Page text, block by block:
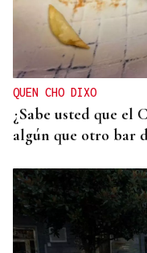
QUEN CHO DIXO
¿Sabe usted que el
algún que otro bar